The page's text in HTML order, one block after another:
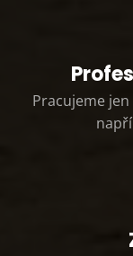
Pracujeme